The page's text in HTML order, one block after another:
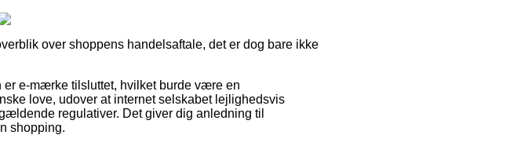
over shoppens handelsaftale, det er dog bare ikke
er e-mærke tilsluttet, hvilket burde være en
love, udover at internet selskabet lejlighedsvis
regulativer. Det giver dig anledning til
shopping.